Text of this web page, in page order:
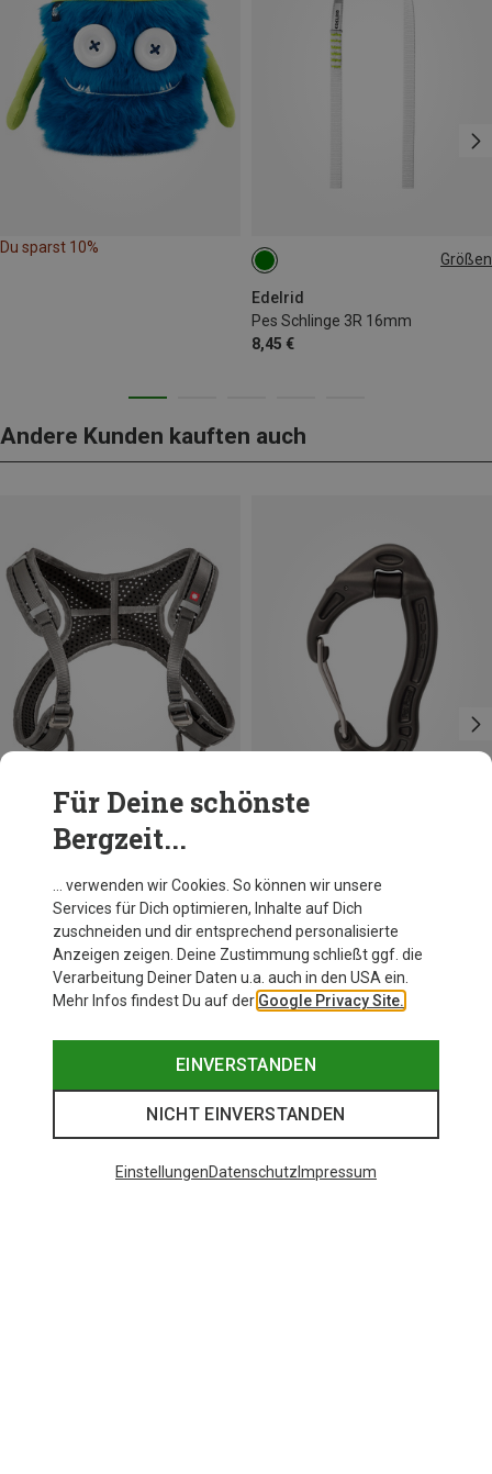
Du sparst 10%
Größen
Edelrid
Pes Schlinge 3R 16mm
8,45 €
60CM/OASIS
Andere Kunden kauften auch
WeBee Chest Brustgurt
ONE SIZE
Für Deine schönste
Bergzeit...
… verwenden wir Cookies. So können wir unsere
Services für Dich optimieren, Inhalte auf Dich
zuschneiden und dir entsprechend personalisierte
Anzeigen zeigen. Deine Zustimmung schließt ggf. die
Verarbeitung Deiner Daten u.a. auch in den USA ein.
Mehr Infos findest Du auf der Google Privacy Site.
EINVERSTANDEN
NICHT EINVERSTANDEN
EinstellungenDatenschutz Impressum